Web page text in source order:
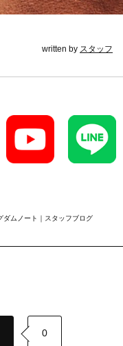
written by スタッフ
ムノート｜スタッフブログ
0